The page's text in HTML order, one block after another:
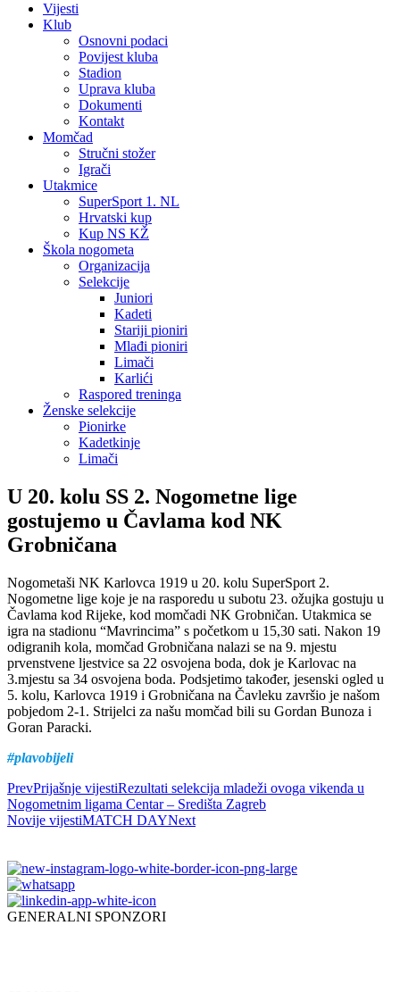
Vijesti
Klub
Osnovni podaci
Povijest kluba
Stadion
Uprava kluba
Dokumenti
Kontakt
Momčad
Stručni stožer
Igrači
Utakmice
SuperSport 1. NL
Hrvatski kup
Kup NS KŽ
Škola nogometa
Organizacija
Selekcije
Juniori
Kadeti
Stariji pioniri
Mlađi pioniri
Limači
Karlići
Raspored treninga
Ženske selekcije
Pionirke
Kadetkinje
Limači
U 20. kolu SS 2. Nogometne lige
gostujemo u Čavlama kod NK
Grobničana
Nogometaši NK Karlovca 1919 u 20. kolu SuperSport 2.
Nogometne lige koje je na rasporedu u subotu 23. ožujka gostuju u
Čavlama kod Rijeke, kod momčadi NK Grobničan. Utakmica se
igra na stadionu “Mavrincima” s početkom u 15,30 sati. Nakon 19
odigranih kola, momčad Grobničana nalazi se na 9. mjestu
prvenstvene ljestvice sa 22 osvojena boda, dok je Karlovac na
3.mjestu sa 34 osvojena boda. Podsjetimo također, jesenski ogled u
5. kolu, Karlovca 1919 i Grobničana na Čavleku završio je našom
pobjedom 2-1. Strijelci za našu momčad bili su Gordan Bunoza i
Goran Paracki.
#plavobijeli
PrevPrijašnje vijestiRezultati selekcija mladeži ovoga vikenda u
Nogometnim ligama Centar – Središta Zagreb
Novije vijestiMATCH DAYNext
GENERALNI SPONZORI